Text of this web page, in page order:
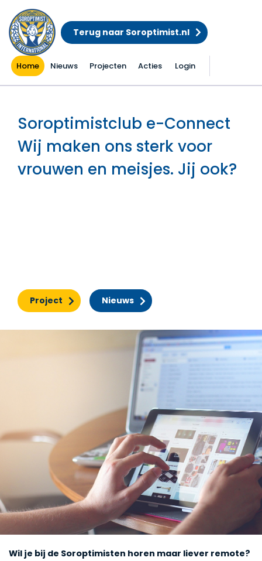
Terug naar Soroptimist.nl
Home Nieuws Projecten Acties Login
Soroptimistclub e-Connect
Wij maken ons sterk voor
vrouwen en meisjes. Jij ook?
Project Nieuws
Wil je bij de Soroptimisten horen maar liever remote?